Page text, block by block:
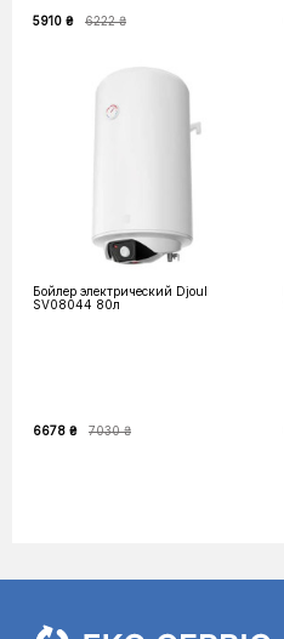
6222 ₴
5910 ₴
Бойлер электрический Djoul
SV08044 80л
7030 ₴
6678 ₴